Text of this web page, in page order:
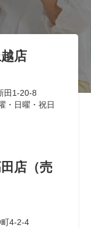
店
田1-20-8
・日曜・祝日
店（売
4-2-4